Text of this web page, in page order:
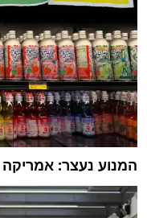
המנוע נעצר: אמריקה איבדה 23 אלף